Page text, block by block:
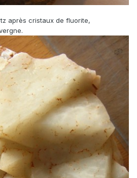
après cristaux de fluorite,